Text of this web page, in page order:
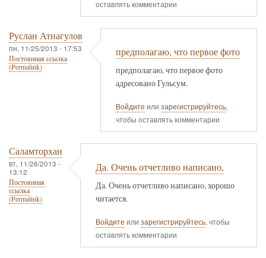
оставлять комментарии
Руслан Атнагулов
пн, 11/25/2013 - 17:53
Постоянная ссылка
(Permalink)
предполагаю, что первое фото
предполагаю, что первое фото
адресовано Гульсум.
Войдите или зарегистрируйтесь,
чтобы оставлять комментарии
Саламторхан
вт, 11/26/2013 -
13:12
Постоянная
ссылка
(Permalink)
Да. Очень отчетливо написано,
Да. Очень отчетливо написано, хорошо
читается.
Войдите или зарегистрируйтесь, чтобы
оставлять комментарии